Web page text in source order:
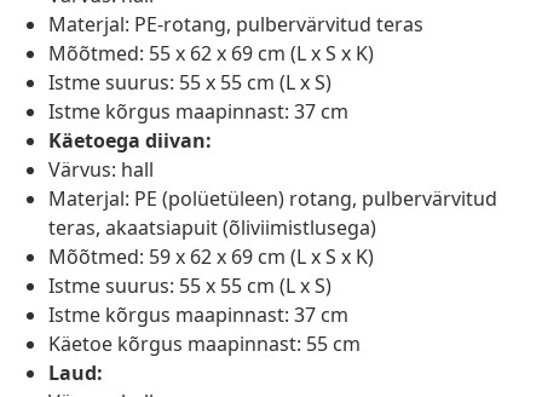
Materjal: PE-rotang, pulbervärvitud teras
Mõõtmed: 55 x 62 x 69 cm (L x S x K)
Istme suurus: 55 x 55 cm (L x S)
Istme kõrgus maapinnast: 37 cm
Käetoega diivan:
Värvus: hall
Materjal: PE (polüetüleen) rotang, pulbervärvitud
teras, akaatsiapuit (õliviimistlusega)
Mõõtmed: 59 x 62 x 69 cm (L x S x K)
Istme suurus: 55 x 55 cm (L x S)
Istme kõrgus maapinnast: 37 cm
Käetoe kõrgus maapinnast: 55 cm
Laud: